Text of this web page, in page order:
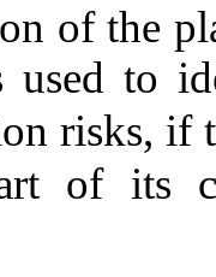
of the
used to
risks, if
of its